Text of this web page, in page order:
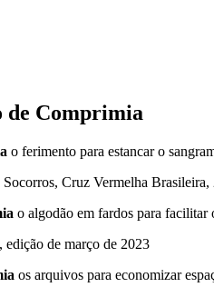
de Comprimia
o ferimento para estancar o
Cruz Vermelha Brasileira,
o algodão em fardos para facilitar
de março de 2023
os arquivos para economizar